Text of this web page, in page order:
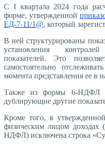
С I квартала 2024 года
форме, утвержденной
ЕД-7-11/1@, который
В ней структурированы
установления
показателей. Это
самостоятельно
момента представления ее в
Также из формы 6-НДФЛ
дублирующие другие
Кроме того, в
физическим лицом
НДФЛ) исключена строка